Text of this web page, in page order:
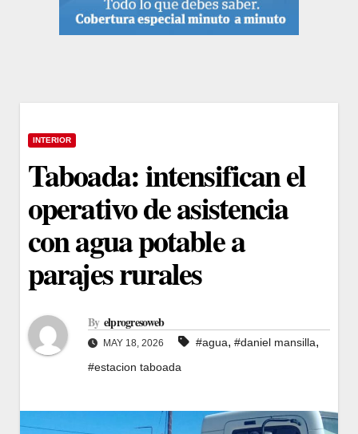
INTERIOR
Taboada: intensifican el
operativo de asistencia
con agua potable a
parajes rurales
By elprogresoweb
MAY 18, 2026 #agua, #daniel mansilla,
#estacion taboada